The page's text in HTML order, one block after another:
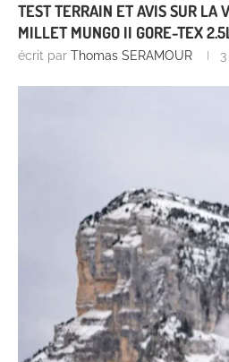
TEST TERRAIN ET AVIS SUR LA
MILLET MUNGO II GORE-TEX
écrit par Thomas SERAMOUR